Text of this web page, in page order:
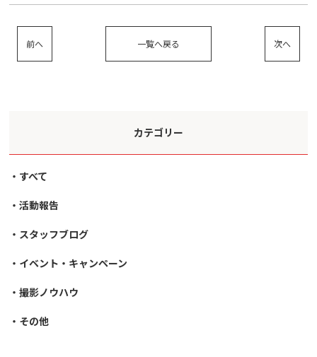
前へ 一覧へ戻る 次へ
カテゴリー
すべて
活動報告
スタッフブログ
イベント・キャンペーン
撮影ノウハウ
その他